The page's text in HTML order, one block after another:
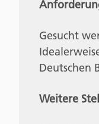
Gesucht
Deutschen
Weitere